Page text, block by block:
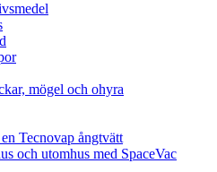
mögel och ohyra
Tecnovap ångtvätt
och utomhus med SpaceVac